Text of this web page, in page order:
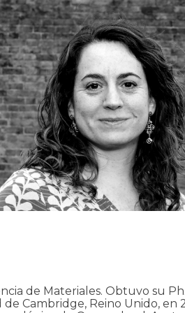
de Materiales. Obtuvo su
Cambridge, Reino Unido, en